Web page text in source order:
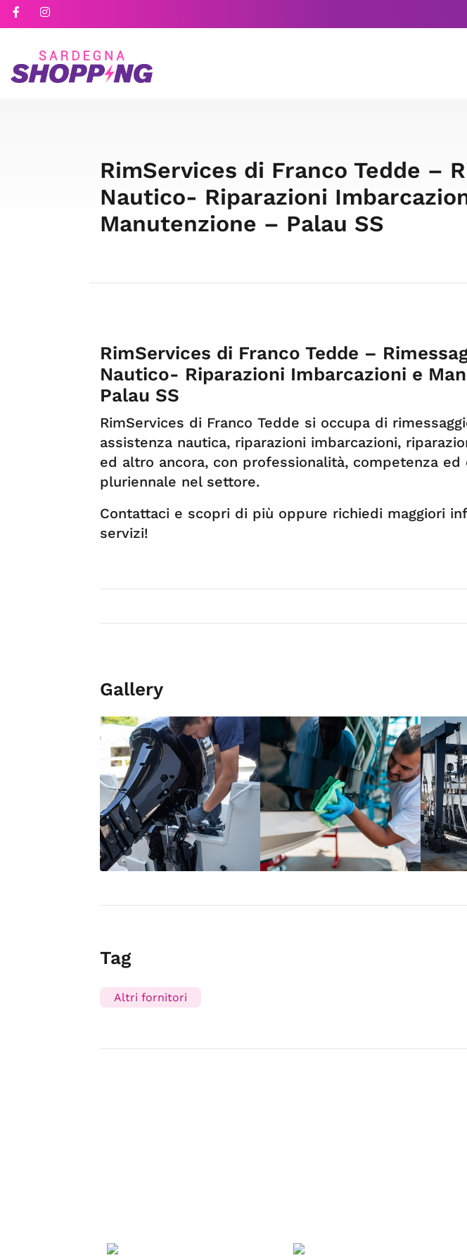
RimServices di Franco Tedde –
Nautico- Riparazioni
Manutenzione – Palau SS
RimServices di Franco Tedde –
Nautico- Riparazioni Imbarcazioni e
Palau SS
RimServices di Franco Tedde si occupa di
assistenza nautica, riparazioni imbarcazioni,
ed altro ancora, con professionalità, competenza ed
pluriennale nel settore.
Contattaci e scopri di più oppure richiedi maggiori
servizi!
Gallery
Tag
Altri fornitori